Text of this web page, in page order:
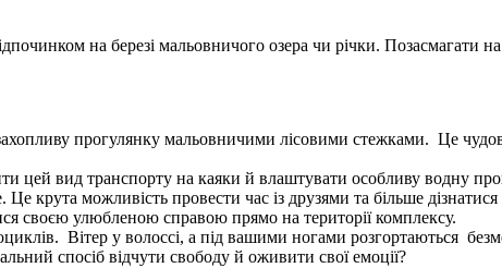
на березі мальовничого озера чи річки. Позасмагати
прогулянку мальовничими лісовими стежками. Це
цей вид транспорту на каяки й влаштувати особливу водну
можливість провести час із друзями та більше дізнатися
своєю улюбленою справою прямо на території комплексу.
Вітер у волоссі, а під вашими ногами розгортаються
спосіб відчути свободу й оживити свої емоції?